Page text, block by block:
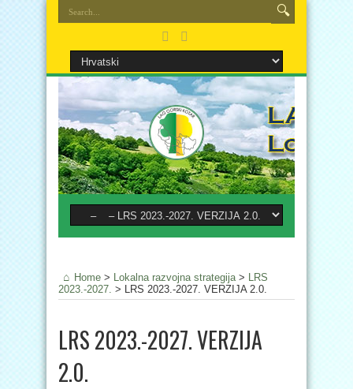
Home > Lokalna razvojna strategija> LRS
2023.-2027. > LRS 2023.-2027. VERZIJA 2.0.
LRS 2023.-2027. VERZIJA
2.0.